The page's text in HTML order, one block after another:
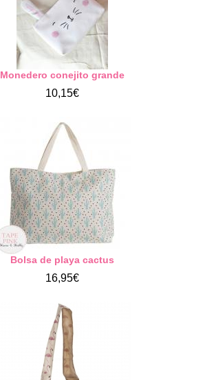
Monedero conejito grande
10,15€
Bolsa de playa cactus
16,95€